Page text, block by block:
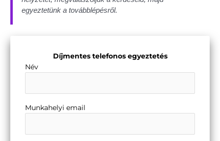
egyeztetünk a továbblépésről.
Díjmentes telefonos egyeztetés
Név
Munkahelyi email